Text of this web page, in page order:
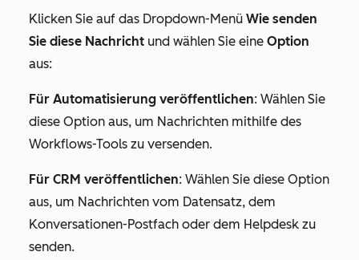
Klicken Sie auf das Dropdown-Menü Wie senden
Sie diese Nachricht und wählen Sie eine Option
aus:
Für Automatisierung veröffentlichen: Wählen Sie
diese Option aus, um Nachrichten mithilfe des
Workflows-Tools zu versenden.
Für CRM veröffentlichen: Wählen Sie diese Option
aus, um Nachrichten vom Datensatz, dem
Konversationen-Postfach oder dem Helpdesk zu
senden.